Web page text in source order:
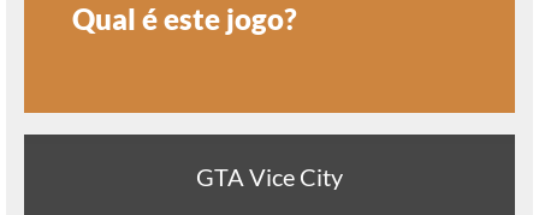
Qual é este jogo?
GTA Vice City